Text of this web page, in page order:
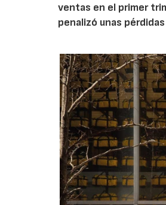
ventas en el primer
penalizó unas